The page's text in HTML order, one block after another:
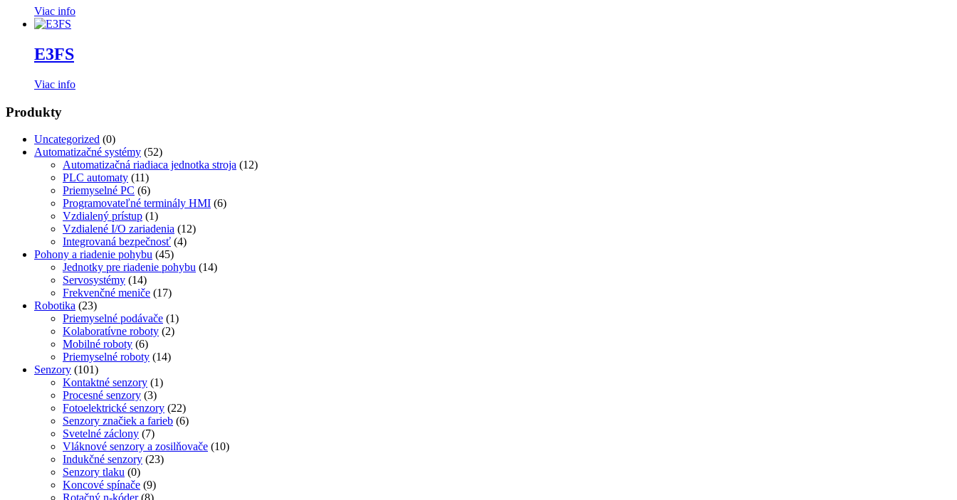
Viac info
E3FS
Viac info
Produkty
Uncategorized (0)
Automatizačné systémy (52)
Automatizačná riadiaca jednotka stroja (12)
PLC automaty (11)
Priemyselné PC (6)
Programovateľné terminály HMI (6)
Vzdialený prístup (1)
Vzdialené I/O zariadenia (12)
Integrovaná bezpečnosť (4)
Pohony a riadenie pohybu (45)
Jednotky pre riadenie pohybu (14)
Servosystémy (14)
Frekvenčné meniče (17)
Robotika (23)
Priemyselné podávače (1)
Kolaboratívne roboty (2)
Mobilné roboty (6)
Priemyselné roboty (14)
Senzory (101)
Kontaktné senzory (1)
Procesné senzory (3)
Fotoelektrické senzory (22)
Senzory značiek a farieb (6)
Svetelné záclony (7)
Vláknové senzory a zosilňovače (10)
Indukčné senzory (23)
Senzory tlaku (0)
Koncové spínače (9)